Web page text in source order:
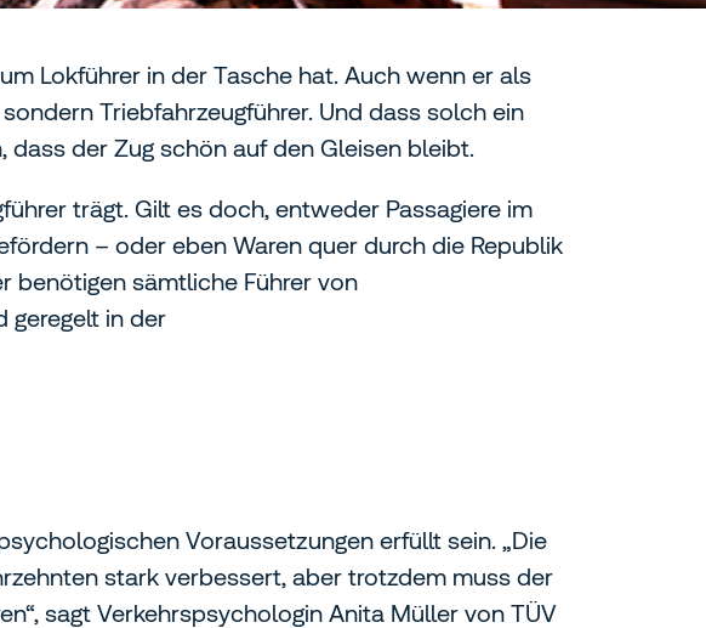
Lokführer in der Tasche hat. Auch wenn er als
Triebfahrzeugführer. Und dass solch ein
der Zug schön auf den Gleisen bleibt.
trägt. Gilt es doch, entweder Passagiere im
– oder eben Waren quer durch die Republik
benötigen sämtliche Führer von
geregelt in der
Voraussetzungen erfüllt sein. „Die
stark verbessert, aber trotzdem muss der
sagt Verkehrspsychologin Anita Müller von TÜV